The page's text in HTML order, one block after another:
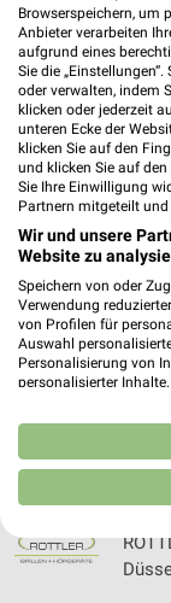
Browserspeichern, um
Anbieter verarbeiten
aufgrund eines
Sie die
oder verwalten, indem
klicken oder jederzeit
unteren Ecke der
klicken Sie auf den
und klicken Sie auf den
Sie Ihre Einwilligung
Partnern mitgeteilt
Wir und unsere
Website zu
Speichern von oder
Verwendung
von Profilen für
Auswahl
Personalisierung von
personalisierter
Kombinationen von
Verbesserung der
von Inhalten.
Daten können
Website/App.
Partnerliste